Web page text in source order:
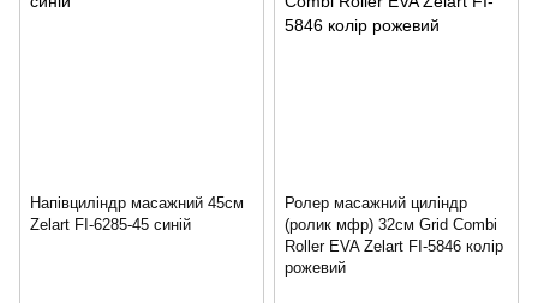
Напівциліндр масажний 45см
Zelart FI-6285-45 синій
Ролер масажний циліндр
(ролик мфр) 32см Grid Combi
Roller EVA Zelart FI-5846 колір
рожевий